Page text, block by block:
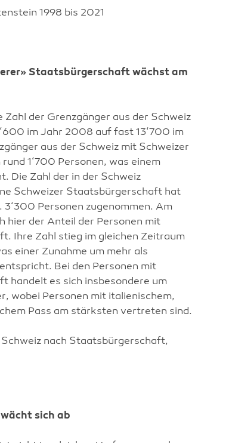
1998 bis 2021
Staatsbürgerschaft wächst am
Zahl der Grenzgänger aus der Schweiz
im Jahr 2008 auf fast 13‘700 im
aus der Schweiz mit Schweizer
1‘700 Personen, was einem
Die Zahl der in der Schweiz
Schweizer Staatsbürgerschaft hat
Personen zugenommen. Am
hier der Anteil der Personen mit
Ihre Zahl stieg im gleichen Zeitraum
einer Zunahme um mehr als
Bei den Personen mit
handelt es sich insbesondere um
wobei Personen mit italienischem,
Pass am stärksten vertreten sind.
nach Staatsbürgerschaft,
sich ab